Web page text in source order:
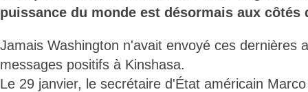
puissance du monde est désormais aux côtés
Jamais Washington n'avait envoyé ces dernières
messages positifs à Kinshasa.
Le 29 janvier, le secrétaire d'État américain